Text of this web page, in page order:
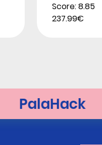
Score: 8.85
237.99€